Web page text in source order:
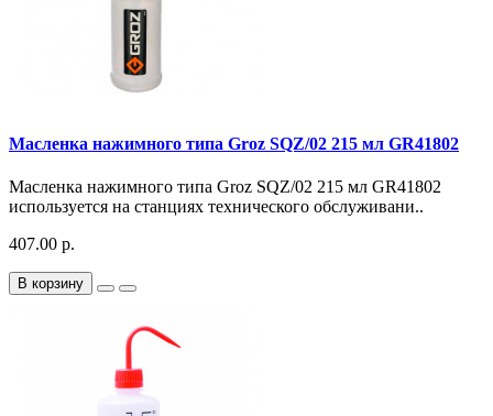
Масленка нажимного типа Groz SQZ/02 215 мл GR41802
Масленка нажимного типа Groz SQZ/02 215 мл GR41802
используется на станциях технического обслуживани..
407.00 р.
В корзину